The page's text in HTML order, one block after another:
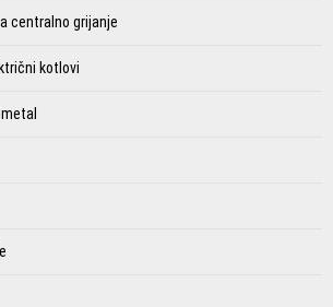
centralno grijanje
kotlovi